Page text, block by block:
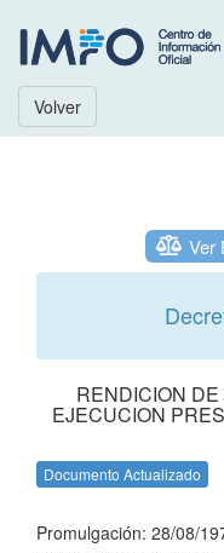
Volver
Ver
RENDICION
EJECUCION
Documento Actualizado
Promulgación: 28/08/